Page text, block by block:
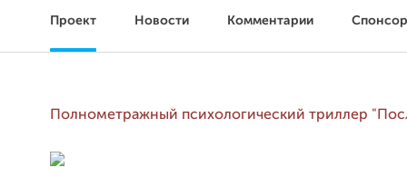
Проект Новости Комментарии
Полнометражный психологический триллер